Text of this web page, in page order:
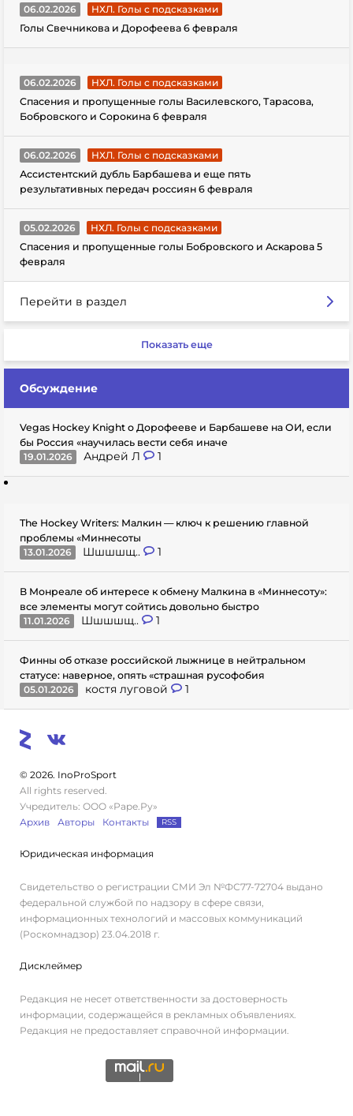
06.02.2026
НХЛ. Голы с подсказками
Голы Свечникова и Дорофеева 6 февраля
06.02.2026
НХЛ. Голы с подсказками
Спасения и пропущенные голы Василевского, Тарасова,
Бобровского и Сорокина 6 февраля
06.02.2026
НХЛ. Голы с подсказками
Ассистентский дубль Барбашева и еще пять
результативных передач россиян 6 февраля
05.02.2026
НХЛ. Голы с подсказками
Спасения и пропущенные голы Бобровского и Аскарова 5
февраля
Перейти в раздел
Показать еще
Обсуждение
Vegas Hockey Knight о Дорофееве и Барбашеве на ОИ, если
бы Россия «научилась вести себя иначе
19.01.2026
Андрей Л 1
The Hockey Writers: Малкин — ключ к решению главной
проблемы «Миннесоты
13.01.2026
Шшшшщ.. 1
В Монреале об интересе к обмену Малкина в «Миннесоту»:
все элементы могут сойтись довольно быстро
11.01.2026
Шшшшщ.. 1
Финны об отказе российской лыжнице в нейтральном
статусе: наверное, опять «страшная русофобия
05.01.2026
костя луговой 1
© 2026. InoProSport
All rights reserved.
Учредитель: ООО «Раре.Ру»
Архив
Авторы Контакты RSS
Юридическая информация
Свидетельство о регистрации СМИ Эл №ФС77-72704 выдано
федеральной службой по надзору в сфере связи,
информационных технологий и массовых коммуникаций
(Роскомнадзор) 23.04.2018 г.
Дисклеймер
Редакция не несет ответственности за достоверность
информации, содержащейся в рекламных объявлениях.
Редакция не предоставляет справочной информации.